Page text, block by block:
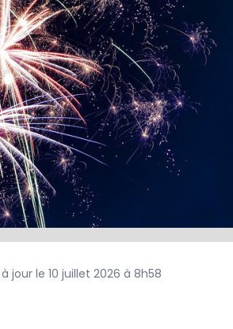
à jour le 10 juillet 2026 à 8h58